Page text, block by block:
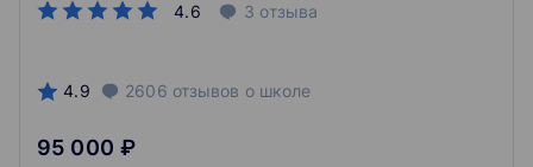
4.6 3 отзыва
4.9 2606 отзывов о школе
95 000 ₽